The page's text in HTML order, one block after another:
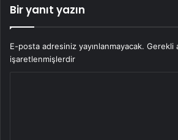
Bir yanıt yazın
E-posta adresiniz yayınlanmayacak. Gerekli
işaretlenmişlerdir